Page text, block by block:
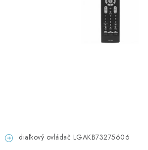
diaľkový ovládač LGAKB73275606